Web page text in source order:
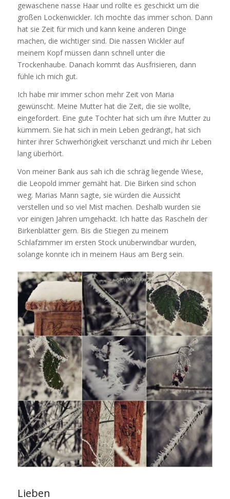
gewaschene nasse Haar und rollte es geschickt um die
großen Lockenwickler. Ich mochte das immer schon. Dann
hat sie Zeit für mich und kann keine anderen Dinge
machen, die wichtiger sind. Die nassen Wickler auf
meinem Kopf müssen dann schnell unter die
Trockenhaube. Danach kommt das Ausfrisieren, dann
fühle ich mich gut.
Ich habe mir immer schon mehr Zeit von Maria
gewünscht. Meine Mutter hat die Zeit, die sie wollte,
eingefordert. Eine gute Tochter hat sich um ihre Mutter zu
kümmern. Sie hat sich in mein Leben gedrängt, hat sich
hinter ihrer Schwerhörigkeit verschanzt und mich ihr Leben
lang überhört.
Von meiner Bank aus sah ich die schräg liegende Wiese,
die Leopold immer gemäht hat. Die Birken sind schon
weg. Marias Mann sagte, sie würden die Aussicht
verstellen und so viel Mist machen. Deshalb wurden sie
vor einigen Jahren umgehackt. Ich hatte das Rascheln der
Birkenblätter gern. Bis die Stiegen zu meinem
Schlafzimmer im ersten Stock unüberwindbar wurden,
solange konnte ich in meinem Haus am Berg sein.
Lieben